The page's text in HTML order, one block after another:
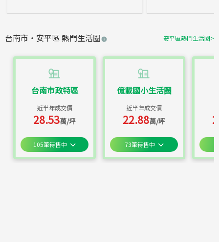
台南市 ・ 安平區 熱門生活圈 安平區熱門生活圈>
台南市政特區
近半年成交價
28.53萬/坪
105筆待售中
億載國小生活圈
近半年成交價
22.88萬/坪
73筆待售中